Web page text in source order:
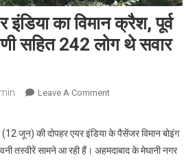
इंडिया का विमान क्रैश, पूर्व
सहित 242 लोग थे सवार
Leave A CommentOn
एयर
इंडिया
जून) की दोपहर एयर इंडिया के पैसेंजर विमान बोइंग
तस्वीरें सामने आ रही हैं। अहमदाबाद के मेघानी नगर